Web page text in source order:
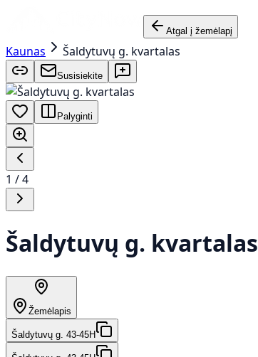
Atgal į žemėlapį
Kaunas Šaldytuvų g. kvartalas
Susisiekite
Palyginti
1 /4
Šaldytuvų g. kvartalas
Žemėlapis
Šaldytuvų g. 43-45H